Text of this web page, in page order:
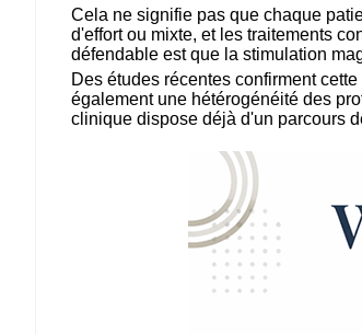
Cela ne signifie pas que chaque
d'effort ou mixte, et les traitements
défendable est que la stimulation
Des études récentes confirment
également une hétérogénéité des
clinique dispose déjà d'un parcours